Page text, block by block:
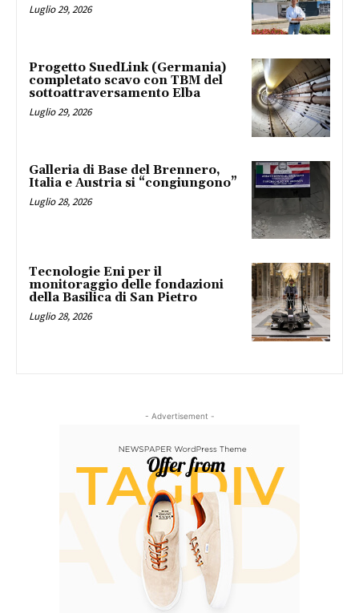
Luglio 29, 2026
Progetto SuedLink (Germania)
completato scavo con TBM del
sottoattraversamento Elba
Luglio 29, 2026
Galleria di Base del Brennero,
Italia e Austria si “congiungono”
Luglio 28, 2026
Tecnologie Eni per il
monitoraggio delle fondazioni
della Basilica di San Pietro
Luglio 28, 2026
- Advertisement -